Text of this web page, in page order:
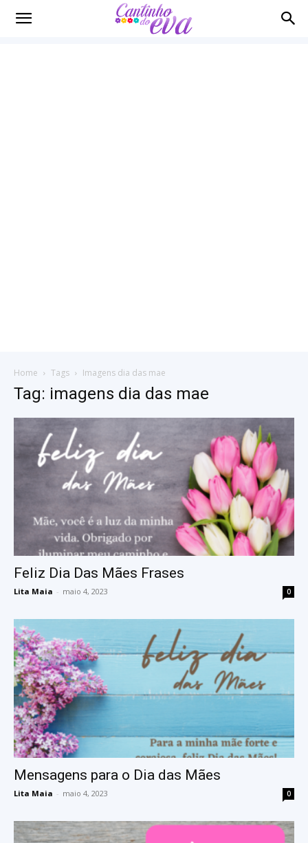
Cantinho
Home Tags Imagens dia das mae
Tag: imagens dia das mae
Feliz Dia Das Mães Frases
Lita Maia - maio 4, 2023 0
Mensagens para o Dia das Mães
Lita Maia - maio 4, 2023 0